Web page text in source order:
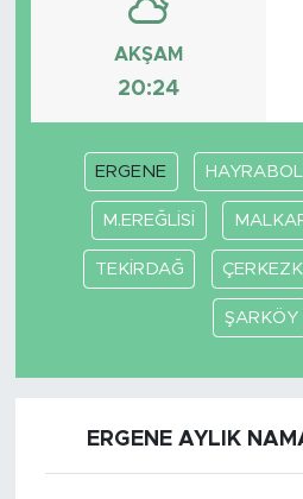
AKŞAM
20:24
ERGENE
M.EREĞLİSİ
TEKİRDAĞ
ŞARKÖY
ERGENE AYLIK